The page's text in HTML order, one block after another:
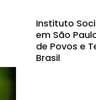
Instituto
em São
de Povos e
Brasil